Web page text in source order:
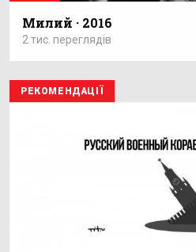
Милий · 2016
2 тис. переглядів
РЕКОМЕНДАЦІЇ